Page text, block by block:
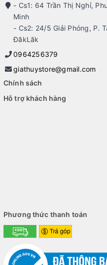
- Cs1: 64 Trần Thị Nghỉ,
Minh
- Cs2: 24/5 Giải Phóng, P.
ĐăkLăk
0964256379
giathuystore@gmail.com
Chính sách
Hỗ trợ khách hàng
Phương thức thanh toán